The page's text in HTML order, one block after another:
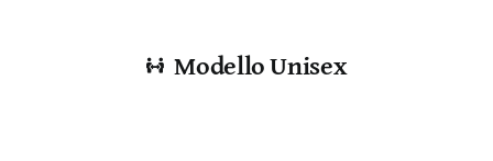
Modello Unisex